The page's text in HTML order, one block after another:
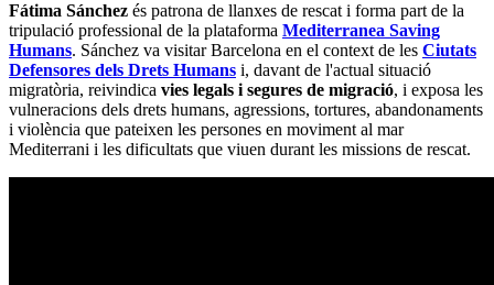
Fátima Sánchez és patrona de llanxes de rescat i forma part de la
tripulació professional de la plataforma Mediterranea Saving
Humans. Sánchez va visitar Barcelona en el context de les Ciutats
Defensores dels Drets Humans i, davant de l'actual situació
migratòria, reivindica vies legals i segures de migració, i exposa les
vulneracions dels drets humans, agressions, tortures, abandonaments
i violència que pateixen les persones en moviment al mar
Mediterrani i les dificultats que viuen durant les missions de rescat.